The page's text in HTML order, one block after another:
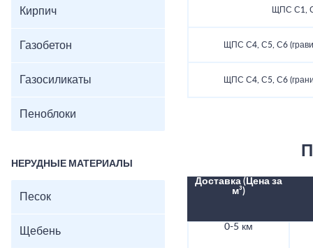
Кирпич
Газобетон
Газосиликаты
Пеноблоки
НЕРУДНЫЕ МАТЕРИАЛЫ
Песок
Щебень
ЩПС С1,
ЩПС С4, С5, С6
ЩПС С4, С5, С6
Доставка (Цена за
м³)
0-5 км